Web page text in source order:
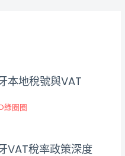
本地稅號與VAT
綠圈圈
VAT稅率政策深度